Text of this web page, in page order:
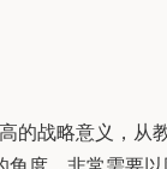
的战略意义，从